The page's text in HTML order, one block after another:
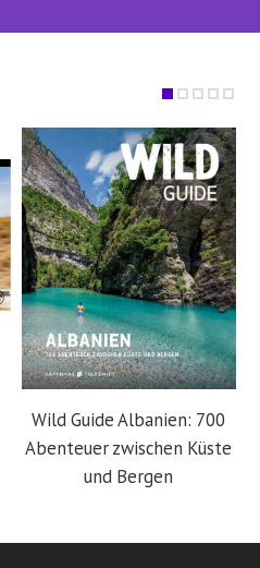
Wild Guide Albanien: 700
Abenteuer zwischen Küste
und Bergen